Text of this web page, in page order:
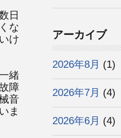
日
な
け
緒
障
音
ま
アーカイブ
2026年8月 (1)
2026年7月 (4)
2026年6月 (4)